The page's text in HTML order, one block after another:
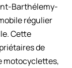
Barthélemy-
régulier
Cette
de
motocyclettes,